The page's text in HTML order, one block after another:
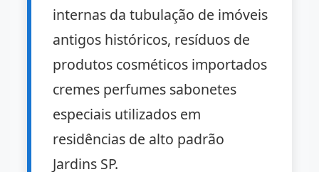
internas da tubulação de imóveis
antigos históricos, resíduos de
produtos cosméticos importados
cremes perfumes sabonetes
especiais utilizados em
residências de alto padrão
Jardins SP.